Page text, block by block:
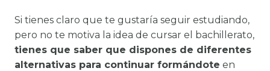
Si tienes claro que te gustaría seguir estudiando,
pero no te motiva la idea de cursar el bachillerato,
tienes que saber que dispones de diferentes
alternativas para continuar formándote en